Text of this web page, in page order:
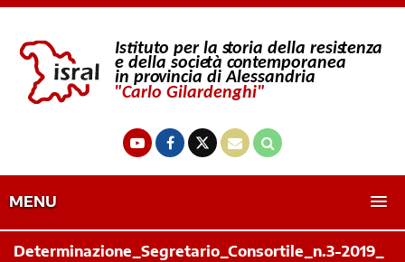
MENU
Determinazione_Segretario_Consortile_n.3-2019_